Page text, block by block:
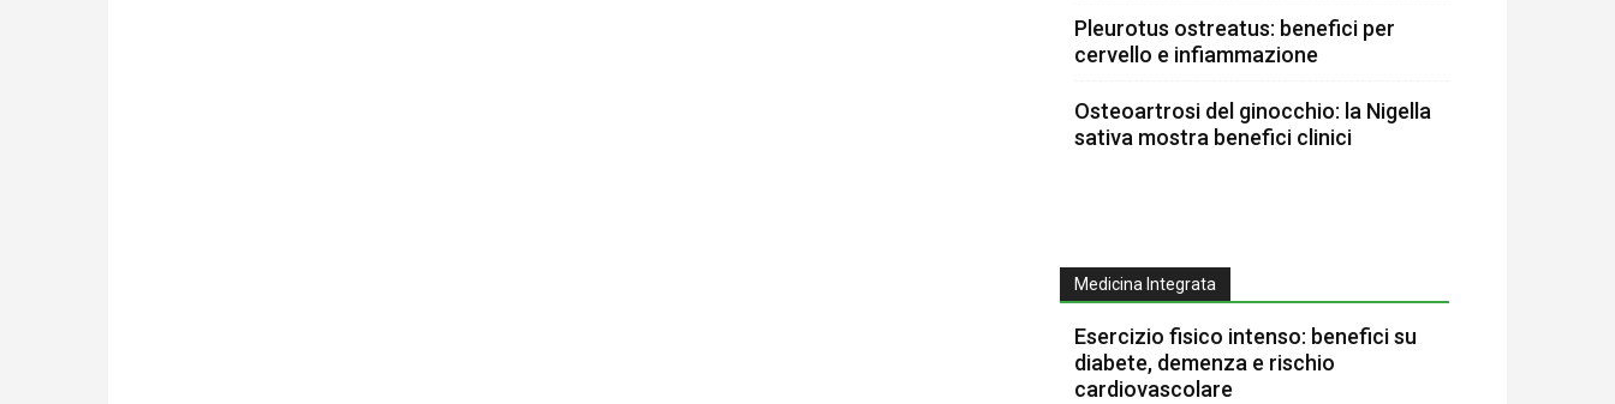
Pleurotus ostreatus: benefici per
cervello e infiammazione
Osteoartrosi del ginocchio: la Nigella
sativa mostra benefici clinici
Medicina Integrata
Esercizio fisico intenso: benefici su
diabete, demenza e rischio
cardiovascolare